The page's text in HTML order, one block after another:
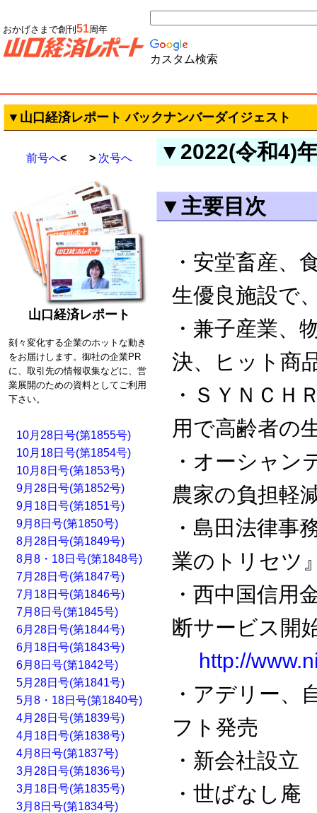
おかげさまで創刊 51周年
カスタム検索
▼山口経済レポート バックナンバーダイジェスト
前号へ< > 次号へ
山口経済レポート
刻々変化する企業のホットな動き
をお届けします。御社の企業PR
に、取引先の情報収集などに、営
業展開のための資料としてご利用
下さい。
10月28日号(第1855号)
10月18日号(第1854号)
10月8日号(第1853号)
9月28日号(第1852号)
9月18日号(第1851号)
9月8日号(第1850号)
8月28日号(第1849号)
8月8・18日号(第1848号)
7月28日号(第1847号)
7月18日号(第1846号)
7月8日号(第1845号)
6月28日号(第1844号)
6月18日号(第1843号)
6月8日号(第1842号)
5月28日号(第1841号)
5月8・18日号(第1840号)
4月28日号(第1839号)
4月18日号(第1838号)
4月8日号(第1837号)
3月28日号(第1836号)
3月18日号(第1835号)
3月8日号(第1834号)
▼2022(令和4)
▼主要目次
・安堂畜産、
生優良施設で
・兼子産業、
決、ヒット商
・ＳＹＮＣＨ
用で高齢者の
・オーシャン
農家の負担軽
・島田法律事
業のトリセツ
・西中国信用
断サービス開
http://
・アデリー、
フト発売
・新会社設立
・世ばなし